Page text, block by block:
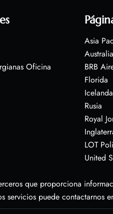
Oficina
Asia
Australia
BRB
Florida
Rusia
Royal
LOT
United
que proporciona
servicios puede contactarnos